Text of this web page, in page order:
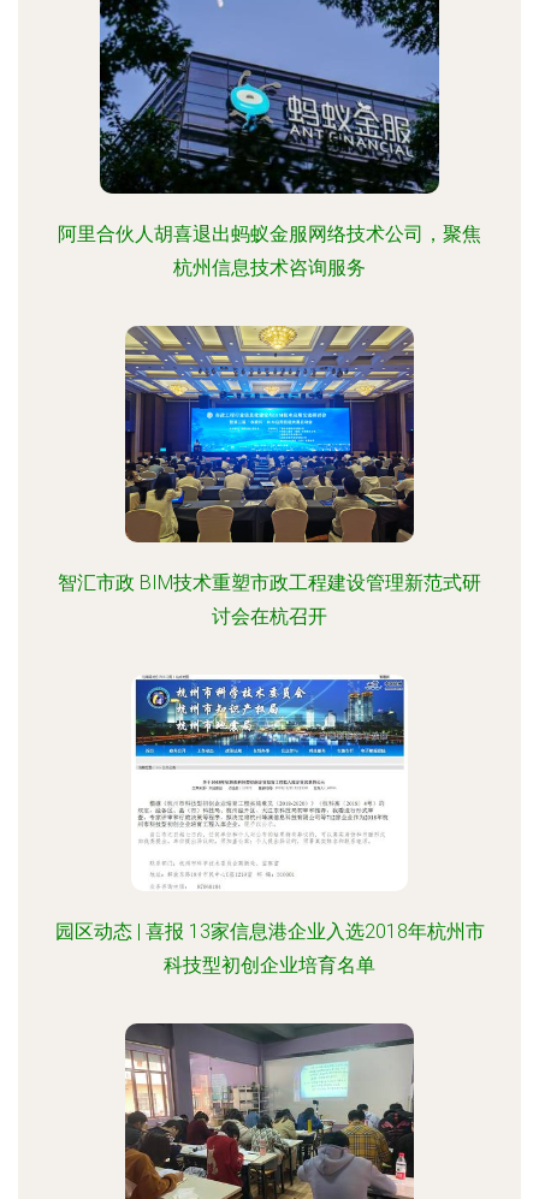
阿里合伙人胡喜退出蚂蚁金服网络技术公司，聚焦
杭州信息技术咨询服务
智汇市政 BIM技术重塑市政工程建设管理新范式研
讨会在杭召开
园区动态 | 喜报 13家信息港企业入选2018年杭州市
科技型初创企业培育名单